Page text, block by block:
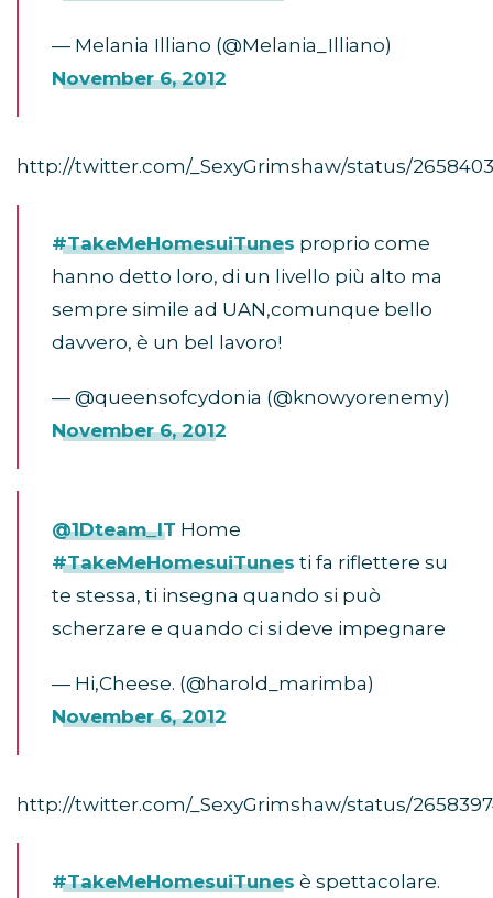
— Melania Illiano (@Melania_Illiano)
November 6, 2012
http://twitter.com/_SexyGrimshaw/status/
#TakeMeHomesuiTunes proprio come
hanno detto loro, di un livello più alto ma
sempre simile ad UAN,comunque bello
davvero, è un bel lavoro!
— @queensofcydonia (@knowyorenemy)
November 6, 2012
@1Dteam_IT Home
#TakeMeHomesuiTunes ti fa riflettere su
te stessa, ti insegna quando si può
scherzare e quando ci si deve impegnare
— Hi,Cheese. (@harold_marimba)
November 6, 2012
http://twitter.com/_SexyGrimshaw/status/
#TakeMeHomesuiTunes è spettacolare.